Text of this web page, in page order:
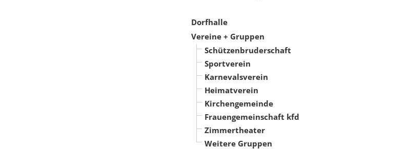
Dorfhalle
Vereine + Gruppen
Schützenbruderschaft
Sportverein
Karnevalsverein
Heimatverein
Kirchengemeinde
Frauengemeinschaft kfd
Zimmertheater
Weitere Gruppen